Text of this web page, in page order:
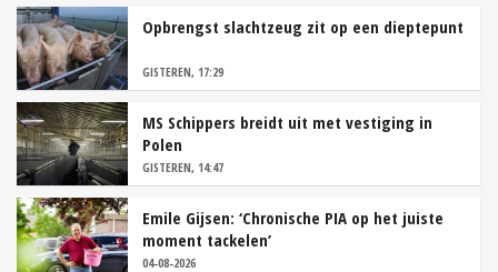
Opbrengst slachtzeug zit op een dieptepunt
GISTEREN, 17:29
MS Schippers breidt uit met vestiging in
Polen
GISTEREN, 14:47
Emile Gijsen: ‘Chronische PIA op het juiste
moment tackelen’
04-08-2026